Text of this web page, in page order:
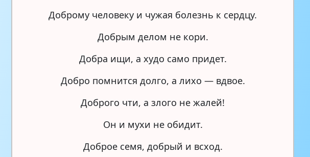
Доброму человеку и чужая болезнь к сердцу.
Добрым делом не кори.
Добра ищи, а худо само придет.
Добро помнится долго, а лихо — вдвое.
Доброго чти, а злого не жалей!
Он и мухи не обидит.
Доброе семя, добрый и всход.